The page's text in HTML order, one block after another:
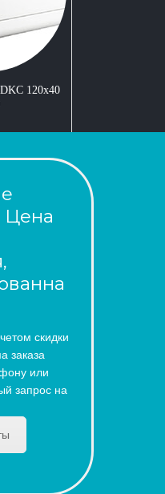
120x40
Цена
скидки
заказа
или
запрос на